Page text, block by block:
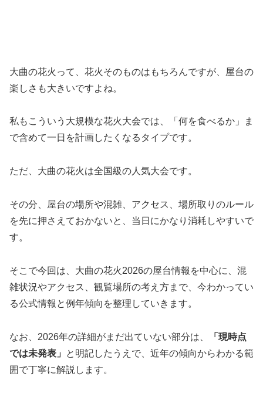
大曲の花火って、花火そのものはもちろんですが、屋台の
楽しさも大きいですよね。
私もこういう大規模な花火大会では、「何を食べるか」ま
で含めて一日を計画したくなるタイプです。
ただ、大曲の花火は全国級の人気大会です。
その分、屋台の場所や混雑、アクセス、場所取りのルール
を先に押さえておかないと、当日にかなり消耗しやすいで
す。
そこで今回は、大曲の花火2026の屋台情報を中心に、混
雑状況やアクセス、観覧場所の考え方まで、今わかってい
る公式情報と例年傾向を整理していきます。
なお、2026年の詳細がまだ出ていない部分は、
「現時点
では未発表」
と明記したうえで、近年の傾向からわかる範
囲で丁寧に解説します。